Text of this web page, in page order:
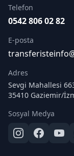
Telefon
0542 806 02 82
E-posta
Adres
Sevgi Mahallesi
35410 Gaziemir/
Sosyal Medya